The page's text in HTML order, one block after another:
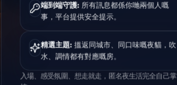
端到端守護: 所有訊息都係你哋兩個人嘅
事，平台提供安全提示。
精選主題: 搵返同城市、同口味嘅夜貓，吹
水、調情都有對應嘅房。
入場、感受氛圍、想走就走，匿名夜生活完全自己掌